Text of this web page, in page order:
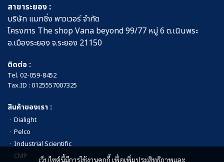
เว็บไซต์นี้มีการใช้งานคุกกี้ เพื่อเพิ่มประสิทธิภาพและ
สาขาระยอง :
บริษัท แมทชิ่ง พาวเวอร์ จำกัด
โครงการ The shop Vana beyond 99/77 หมู่ 6 ต.เนินพระ
อ.เมืองระยอง จ.ระยอง 21150
ติดต่อ :
Tel. 02-059-8452
Tax.ID : 0125557007325
สินค้าของเรา :
ㆍ Dialight
ㆍ Pelco
ㆍ Industrial Scientific
ㆍ CMP